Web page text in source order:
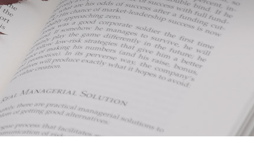
복지관일정
포토갤러리
온라인특별강좌
언론속복지관
소식지